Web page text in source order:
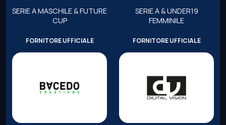
SERIE A MASCHILE & FUTURE
CUP
SERIE A & UNDER19
FEMMINILE
FORNITORE UFFICIALE FORNITORE UFFICIALE